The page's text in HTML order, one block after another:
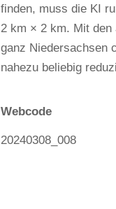
finden, muss die KI
2 km × 2 km. Mit den
ganz Niedersachsen
nahezu beliebig
Webcode
20240308_008